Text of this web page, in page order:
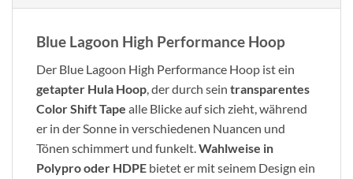
Blue Lagoon High Performance Hoop
Der Blue Lagoon High Performance Hoop ist ein
getapter Hula Hoop, der durch sein transparentes
Color Shift Tape alle Blicke auf sich zieht, während
er in der Sonne in verschiedenen Nuancen und
Tönen schimmert und funkelt.Wahlweise in
Polypro oder HDPE bietet er mit seinem Design ein